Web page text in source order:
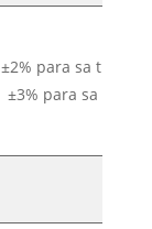
±2% para sa tubig
±3% para sa tubig